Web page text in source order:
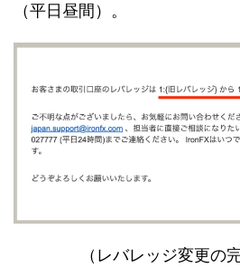
（平日昼間）。
（レバレッジ変更の